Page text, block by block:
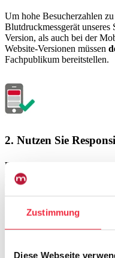
Zustimmung
Diese Webseite
Um hohe Besucherzahlen
Blutdruckmessgerät
Version, als auch bei der
Website-Versionen müssen
Fachpublikum bereitstellen.
2. Nutzen Sie
Es ist wichtig, dass potenzielle
zurechtfinden
, ohne erst
dass die medizintechnischen